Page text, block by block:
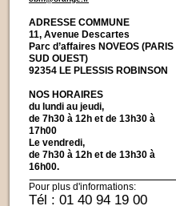
ADRESSE COMMUNE
11, Avenue Descartes
Parc d’affaires NOVEOS (PARIS
SUD OUEST)
92354 LE PLESSIS ROBINSON
NOS HORAIRES
du lundi au jeudi,
de 7h30 à 12h et de 13h30 à
17h00
Le vendredi,
de 7h30 à 12h et de 13h30 à
16h00.
Pour plus d'informations:
Tél : 01 40 94 19 00